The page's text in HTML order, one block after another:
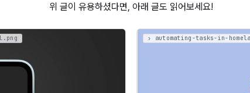
위 글이 유용하셨다면, 아래 글도 읽어보세요!